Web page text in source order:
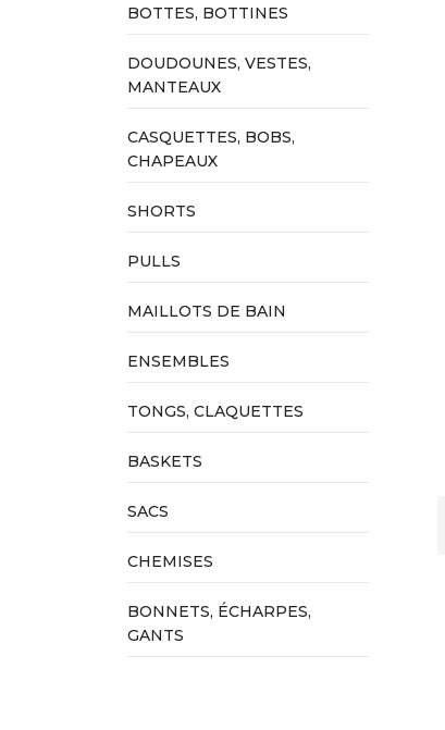
BOTTES, BOTTINES
DOUDOUNES, VESTES,
MANTEAUX
CASQUETTES, BOBS,
CHAPEAUX
SHORTS
PULLS
MAILLOTS DE BAIN
ENSEMBLES
TONGS, CLAQUETTES
BASKETS
SACS
CHEMISES
BONNETS, ÉCHARPES,
GANTS